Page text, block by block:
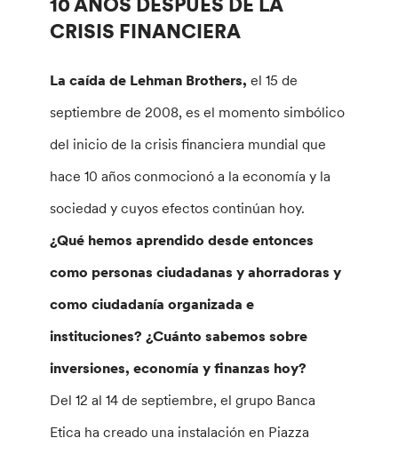
CRISIS FINANCIERA
La caída de Lehman Brothers,el 15 de
septiembre de 2008, es el momento simbólico
del inicio de la crisis financiera mundial que
hace 10 años conmocionó a la economía y la
sociedad y cuyos efectos continúan hoy.
¿Qué hemos aprendido desde entonces
como personas ciudadanas y ahorradoras y
como ciudadanía organizada e
instituciones? ¿Cuánto sabemos sobre
inversiones, economía y finanzas hoy?
Del 12 al 14 de septiembre, el grupo Banca
Etica ha creado una instalación en Piazza